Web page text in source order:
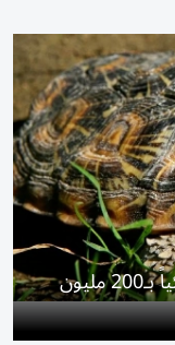
دي كابريو وبيزوس يطلقان مشروعاً بيئياً بـ200 مليون